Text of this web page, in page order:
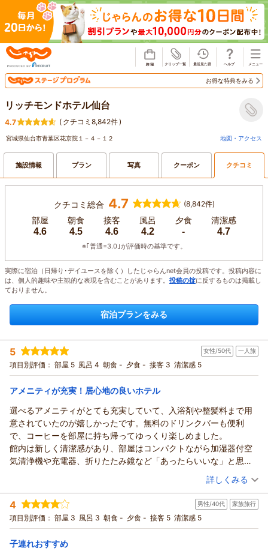
お得な特典をみる
リッチモンドホテル仙台
4.7 ( クチコミ8,842件)
宮城県仙台市青葉区花京院１－４－１２ 地図・アクセス
施設情報 プラン 写真 クーポン クチコミ
クチコミ総合 4.7 (8,842件)
部屋
4.6
朝食
4.5
接客
4.6
風呂
4.2
夕食
-
清潔感
4.7
※｢普通=3.0｣が評価時の基準です。
実際に宿泊（日帰り･デイユースを除く）したじゃらんnet会員の投稿です。投稿内容に
は、個人的趣味や主観的な表現を含むことがあります。 投稿の掟に反するものは掲載し
ておりません。
宿泊プランをみる
5 女性/50代 一人旅
項目別評価： 部屋 5 風呂 4 朝食 - 夕食 - 接客 3 清潔感 5
アメニティが充実！居心地の良いホテル
選べるアメニティがとても充実していて、入浴剤や整髪料まで用
意されていたのが嬉しかったです。無料のドリンクバーも便利
で、コーヒーを部屋に持ち帰ってゆっくり楽しめました。
館内は新しく清潔感があり、部屋はコンパクトながら加湿器付空
気清浄機や充電器、折りたたみ鏡など「あったらいいな」と思う
気になった点は、窓の外がすぐ隣のオフィスビルで眺望がなかっ
たことと、駅から10分弱歩くことくらいです。総合的にはとても
満足できるホテルでした。次もまた泊まりたいです。
（投稿日：2026/08/06）
宿泊時期： 2026年07月宿泊 (一人旅)
投稿者： ゆきえさん
宿泊プラン： 【じゃらんスペシャルウィーク】【食事なし】素泊まりシンプ
ルステイ～フリードリンク付き～
シングル 食事なし
宿泊価格帯： 8,001～9,000円(大人一人あたり/税込)
詳しくみる
4 男性/40代 家族旅行
項目別評価： 部屋 3 風呂 3 朝食 - 夕食 - 接客 5 清潔感 5
子連れおすすめ